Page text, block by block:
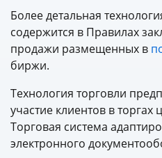
Более детальная
содержится в Правилах
продажи размещенных в
биржи.
Технология торговли
участие клиентов в
Торговая система
электронного